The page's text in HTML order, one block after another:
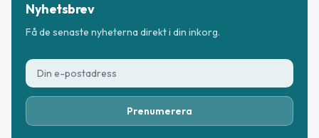
Nyhetsbrev
Få de senaste nyheterna direkt i din inkorg.
Prenumerera